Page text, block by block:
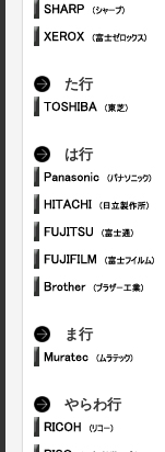
た行
は行
ま行
やらわ行